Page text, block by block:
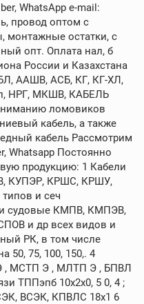
WhatsApp e-mail:
провод оптом с
монтажные остатки, с
опт. Оплата нал, б
России и Казахстана
ААШВ, АСБ, КГ, КГ-ХЛ,
НРГ, МКШВ, КАБЕЛЬ
ломовиков
кабель, а также
кабель Рассмотрим
Whatsapp Постоянно
продукцию: 1 Кабели
КУПЭР, КРШС, КРШУ,
и сеч
судовые КМПВ, КМПЭВ,
и др всех видов и
РК, в том числе
50, 75, 100, 150,. 4
, МСТП Э , МЛТП Э , БПВЛ
ТППэпб 10х2х0, 5 0, 4 ;
ВСЭК, КПВЛС 18х1 6